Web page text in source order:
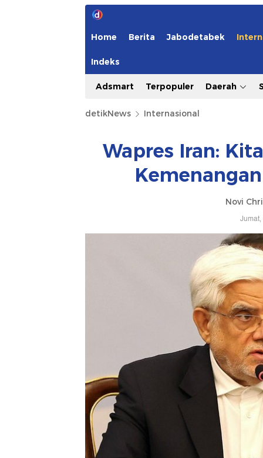
Home Berita Jabodetabek
Indeks
Adsmart Terpopuler Daerah
detikNews Internasional
Wapres Iran:
Novi